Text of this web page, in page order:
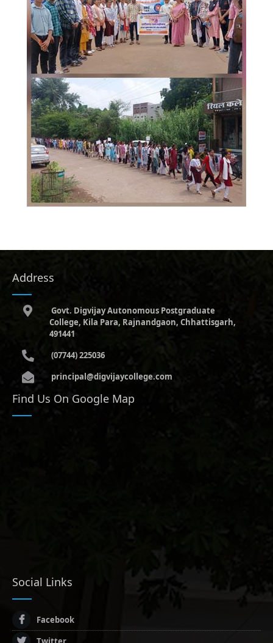
Address
Govt. Digvijay Autonomous Postgraduate
College, Kila Para, Rajnandgaon, Chhattisgarh,
491441
(07744) 225036
principal@digvijaycollege.com
Find Us On Google Map
Social Links
Facebook